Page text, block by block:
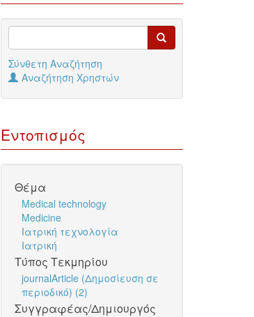
Σύνθετη Αναζήτηση
Αναζήτηση Χρηστών
Εντοπισμός
Θέμα
Medical technology
Medicine
Ιατρική τεχνολογία
Ιατρική
Τύπος Τεκμηρίου
journalArticle (Δημοσίευση σε
περιοδικό) (2)
Συγγραφέας/Δημιουργός